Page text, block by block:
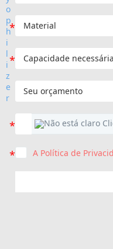
A Política de